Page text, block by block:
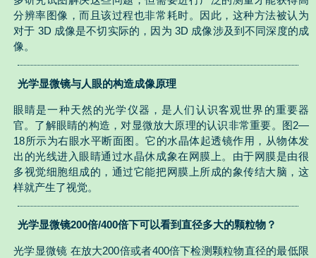
分辨率图像，而且该过程也非常耗时。因此，这种方法被认为
对于 3D 成像是不切实际的，因为 3D 成像涉及到不同深度的成
像。
光学显微镜与人眼的构造成像原理
眼睛是一种天然的光学仪器，是人们认识客观世界的重要器
官。了解眼睛的构造，对显微放大原理的认识非常重要。图2—
18所示为右眼水平断面图。它的水晶体起透镜作用，从物体发
出的光线进入眼睛通过水晶休成象在网膜上。由于网膜是由很
多视觉细胞组成的，通过它能把网膜上所成的象传结大脑，这
样就产生了视觉。
光学显微镜200倍/400倍下可以看到直径多大的颗粒物？
光学显微镜 在放大200倍或者400倍下检测颗粒物直径的最低限